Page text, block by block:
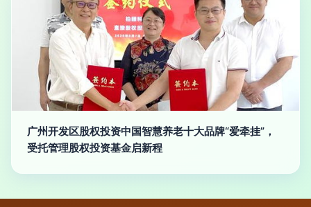
广州开发区股权投资中国智慧养老十大品牌“爱牵挂”，
受托管理股权投资基金启新程